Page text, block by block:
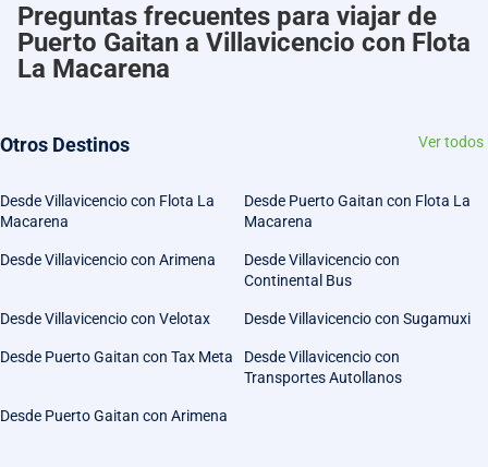
Preguntas frecuentes para viajar de
Puerto Gaitan a Villavicencio con Flota
La Macarena
Otros Destinos Ver todos
Desde Villavicencio con Flota La
Macarena
Desde Puerto Gaitan con Flota La
Macarena
Desde Villavicencio con Arimena
Desde Villavicencio con
Continental Bus
Desde Villavicencio con Velotax Desde Villavicencio con Sugamuxi
Desde Puerto Gaitan con Tax Meta
Desde Villavicencio con
Transportes Autollanos
Desde Puerto Gaitan con Arimena